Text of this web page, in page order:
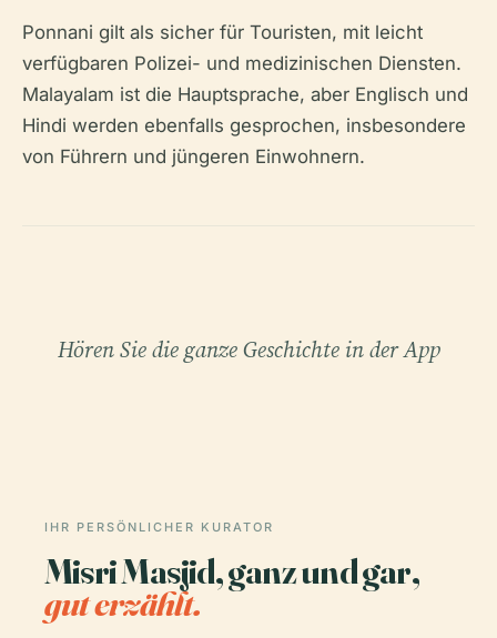
Ponnani gilt als sicher für Touristen, mit leicht
verfügbaren Polizei- und medizinischen Diensten.
Malayalam ist die Hauptsprache, aber Englisch und
Hindi werden ebenfalls gesprochen, insbesondere
von Führern und jüngeren Einwohnern.
Hören Sie die ganze Geschichte in der App
IHR PERSÖNLICHER KURATOR
Misri Masjid, ganz und gar,
gut erzählt.